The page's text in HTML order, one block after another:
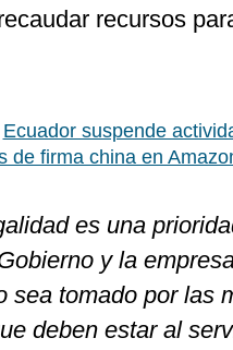
recursos
Ecuador suspende
de firma china en
es una
y la
sea tomado por las
deben estar al